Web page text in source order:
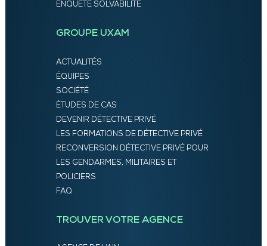
ENQUÊTE SOLVABILITÉ
GROUPE UXAM
ACTUALITÉS
ÉQUIPES
SOCIÉTÉ
ÉTUDES DE CAS
DEVENIR DÉTECTIVE PRIVÉ
LES FORMATIONS DE DÉTECTIVE PRIVÉ
RECONVERSION DÉTECTIVE PRIVÉ POUR
LES GENDARMES, MILITAIRES ET
POLICIERS
FAQ
TROUVER VOTRE AGENCE